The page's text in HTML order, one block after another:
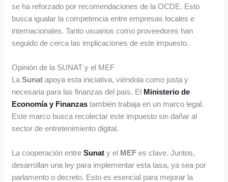
se ha reforzado por recomendaciones de la OCDE. Esto
busca igualar la competencia entre empresas locales e
internacionales. Tanto usuarios como proveedores han
seguido de cerca las implicaciones de este impuesto.
Opinión de la SUNAT y el MEF
LaSunat apoya esta iniciativa, viéndola como justa y
necesaria para las finanzas del país. El Ministerio de
Economía y Finanzas también trabaja en un marco legal.
Este marco busca recolectar este impuesto sin dañar al
sector de entretenimiento digital.
La cooperación entreSunat y el MEF es clave. Juntos,
desarrollan una ley para implementar esta tasa, ya sea por
parlamento o decreto. Esto es esencial para mejorar la